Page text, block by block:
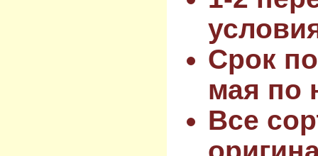
Срок
мая по
Все